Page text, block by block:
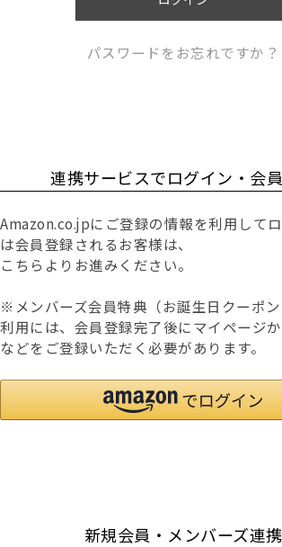
パスワードをお忘れですか？
連携サービスでログイン・会
Amazon.co.jpにご登録の情報を利用して
は会員登録されるお客様は、
こちらよりお進みください。
※メンバーズ会員特典（お誕生日クーポ
利用には、会員登録完了後にマイページ
などをご登録いただく必要があります。
新規会員・メンバーズ連携